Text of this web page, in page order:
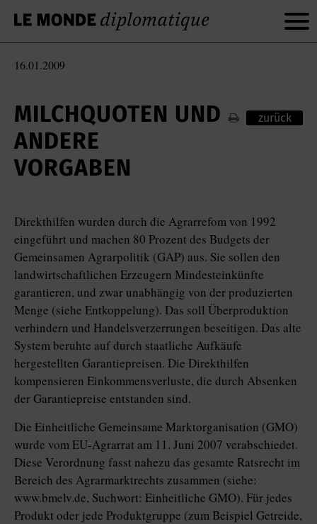
16.01.2009
MILCHQUOTEN UND
ANDERE
VORGABEN
zurück
Direkthilfen wurden durch die Agrarrefom von 1992
eingeführt und machen 80 Prozent des Budgets der
Gemeinsamen Agrarpolitik (GAP) aus. Sie sollen den
landwirtschaftlichen Erzeugern Mindesteinkünfte
garantieren, und zwar unabhängig von der produzierten
Menge (siehe Entkoppelung). Das soll Überproduktion
verhindern und Handelsverzerrungen beseitigen. Das alte
System beruhte auf durch staatliche Aufkäufe
hergestellten Garantiepreisen. Die Direkthilfen
kompensieren Einkommensverluste, die durch Absenken
der Garantiepreise entstanden sind.
Die Einheitliche Gemeinsame Marktorganisation (GMO)
wurde vom EU-Agrarrat am 11. Juni 2007 verabschiedet.
Diese Verordnung fasst nahezu das gesamte Ratsrecht im
Bereich des Agrarmarktrechts zusammen (siehe:
www.bmelv.de, Suchwort: Einheitliche GMO). Für jedes
Produkt oder jede Produktgruppe (zum Beispiel Getreide,